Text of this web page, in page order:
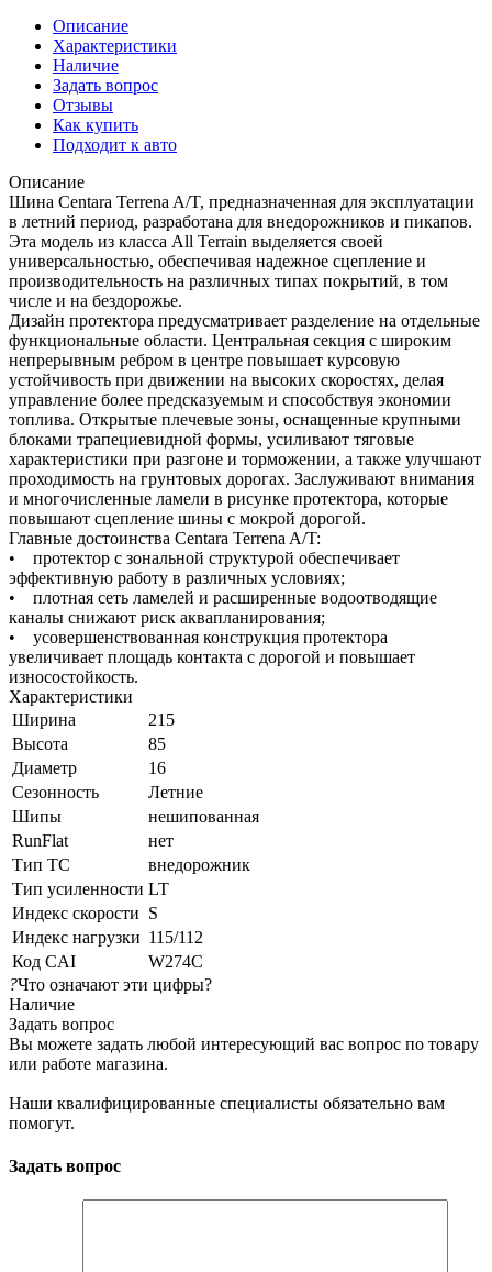
Описание
Характеристики
Наличие
Задать вопрос
Отзывы
Как купить
Подходит к авто
Описание
Шина Centara Terrena A/T, предназначенная для эксплуатации
в летний период, разработана для внедорожников и пикапов.
Эта модель из класса All Terrain выделяется своей
универсальностью, обеспечивая надежное сцепление и
производительность на различных типах покрытий, в том
числе и на бездорожье.
Дизайн протектора предусматривает разделение на отдельные
функциональные области. Центральная секция с широким
непрерывным ребром в центре повышает курсовую
устойчивость при движении на высоких скоростях, делая
управление более предсказуемым и способствуя экономии
топлива. Открытые плечевые зоны, оснащенные крупными
блоками трапециевидной формы, усиливают тяговые
характеристики при разгоне и торможении, а также улучшают
проходимость на грунтовых дорогах. Заслуживают внимания
и многочисленные ламели в рисунке протектора, которые
повышают сцепление шины с мокрой дорогой.
Главные достоинства Centara Terrena A/T:
• протектор с зональной структурой обеспечивает
эффективную работу в различных условиях;
• плотная сеть ламелей и расширенные водоотводящие
каналы снижают риск аквапланирования;
• усовершенствованная конструкция протектора
увеличивает площадь контакта с дорогой и повышает
износостойкость.
Характеристики
Ширина
215
Высота
85
Диаметр
16
Сезонность
Летние
Шипы
нешипованная
RunFlat
нет
Тип ТС
внедорожник
Тип усиленности LT
Индекс скорости S
Индекс нагрузки 115/112
Код CAI
W274C
?Что означают эти цифры?
Наличие
Задать вопрос
Вы можете задать любой интересующий вас вопрос по товару
или работе магазина.
Наши квалифицированные специалисты обязательно вам
помогут.
Задать вопрос